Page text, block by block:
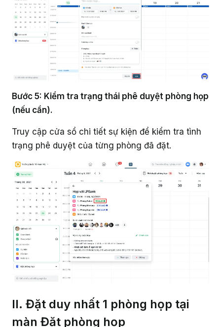
Bước 5: Kiểm tra trạng thái phê duyệt phòng họp
(nếu cần).
Truy cập cửa sổ chi tiết sự kiện để kiểm tra tình
trạng phê duyệt của từng phòng đã đặt.
II. Đặt duy nhất 1 phòng họp tại
màn Đặt phòng họp